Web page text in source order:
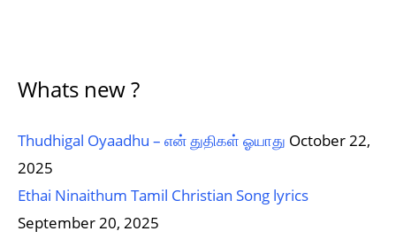
Whats new ?
Thudhigal Oyaadhu – என் துதிகள் ஓயாது October 22,
2025
Ethai Ninaithum Tamil Christian Song lyrics
September 20, 2025